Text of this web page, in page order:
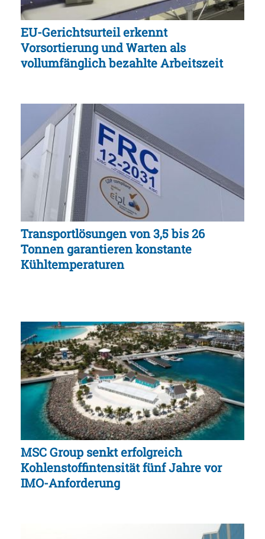
EU-Gerichtsurteil erkennt
Vorsortierung und Warten als
vollumfänglich bezahlte Arbeitszeit
Transportlösungen von 3,5 bis 26
Tonnen garantieren konstante
Kühltemperaturen
MSC Group senkt erfolgreich
Kohlenstoffintensität fünf Jahre vor
IMO-Anforderung